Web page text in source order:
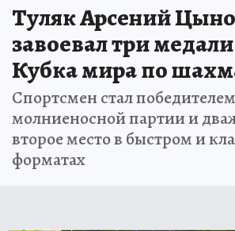
Туляк Арсений
завоевал три
Кубка мира по
Спортсмен стал
молниеносной партии и
второе место в быстром и
форматах